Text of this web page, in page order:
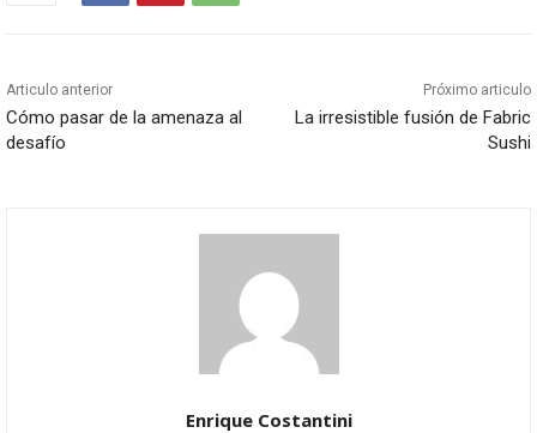
Articulo anterior
Cómo pasar de la amenaza al
desafío
Próximo articulo
La irresistible fusión de Fabric
Sushi
Enrique Costantini